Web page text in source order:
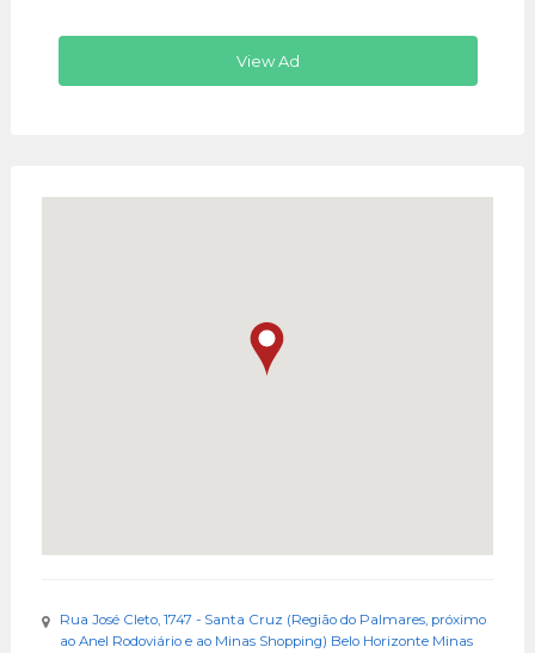
View Ad
Rua José Cleto, 1747 - Santa Cruz (Região do Palmares, próximo
ao Anel Rodoviário e ao Minas Shopping) Belo Horizonte Minas